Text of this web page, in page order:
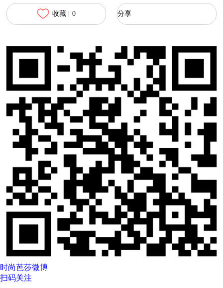
收藏 | 0 分享
时尚芭莎微博
扫码关注